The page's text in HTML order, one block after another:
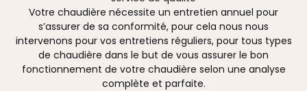
Votre chaudière nécessite un entretien annuel pour
s’assurer de sa conformité, pour cela nous nous
intervenons pour vos entretiens réguliers, pour tous types
de chaudière dans le but de vous assurer le bon
fonctionnement de votre chaudière selon une analyse
complète et parfaite.